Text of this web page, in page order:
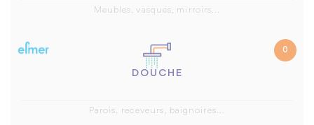
Meubles, vasques, mirroirs...
0
DOUCHE
Parois, receveurs, baignoires...